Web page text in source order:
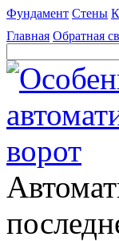
Фундамент Стены
Главная Обратная